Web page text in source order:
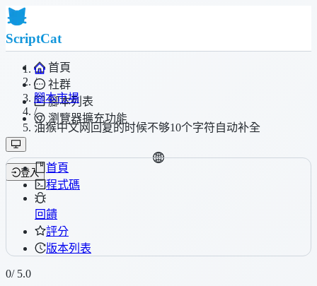
ScriptCat
首頁
社群
腳本列表
瀏覽器擴充功能
登入
/
腳本市場
/
油猴中文网回复的时候不够10个字符自动补全
首頁
程式碼
回饋
評分
版本列表
0/ 5.0